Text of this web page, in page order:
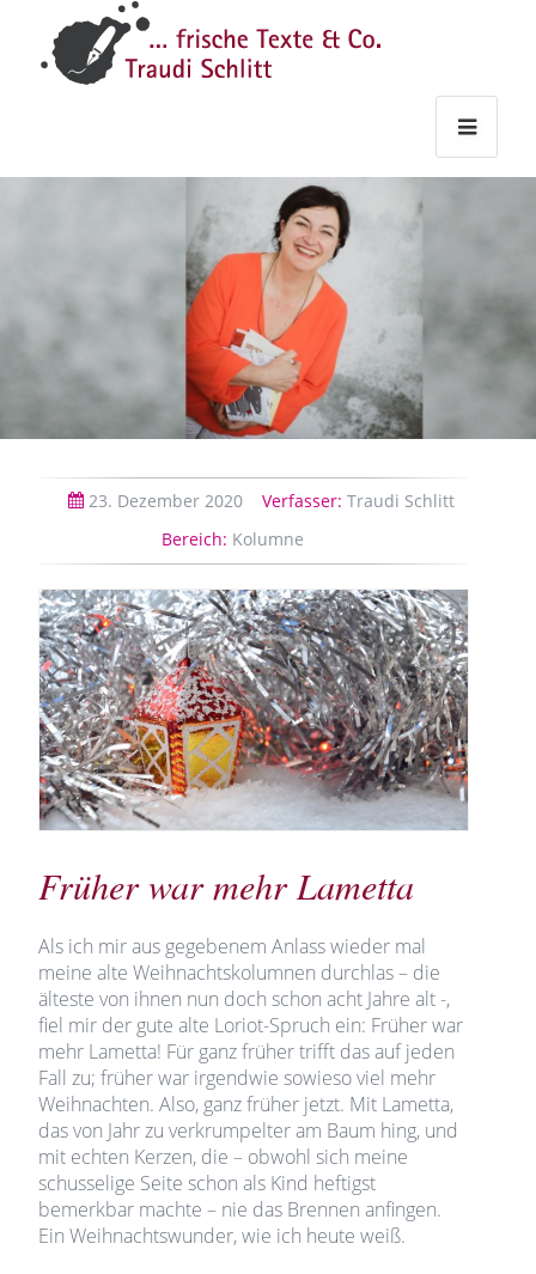
Texte
23. Dezember 2020 Verfasser: Traudi Schlitt
Bereich: Kolumne
Früher war mehr Lametta
Als ich mir aus gegebenem Anlass wieder mal
meine alte Weihnachtskolumnen durchlas – die
älteste von ihnen nun doch schon acht Jahre alt -,
fiel mir der gute alte Loriot-Spruch ein: Früher war
mehr Lametta! Für ganz früher trifft das auf jeden
Fall zu; früher war irgendwie sowieso viel mehr
Weihnachten. Also, ganz früher jetzt. Mit Lametta,
das von Jahr zu verkrumpelter am Baum hing, und
mit echten Kerzen, die – obwohl sich meine
schusselige Seite schon als Kind heftigst
bemerkbar machte – nie das Brennen anfingen.
Ein Weihnachtswunder, wie ich heute weiß.